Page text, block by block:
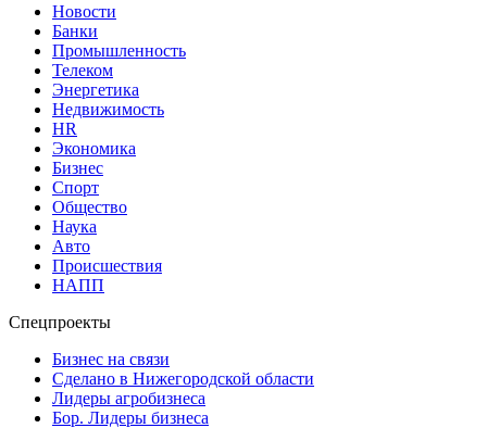
Новости
Банки
Промышленность
Телеком
Энергетика
Недвижимость
HR
Экономика
Бизнес
Спорт
Общество
Наука
Авто
Происшествия
НАПП
Спецпроекты
Бизнес на связи
Сделано в Нижегородской области
Лидеры агробизнеса
Бор. Лидеры бизнеса